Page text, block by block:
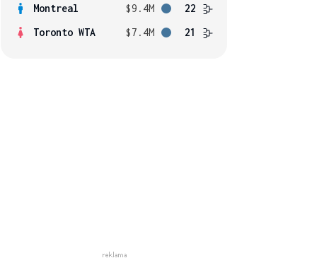
Montreal $9.4M
22
Toronto WTA
$7.4M 21